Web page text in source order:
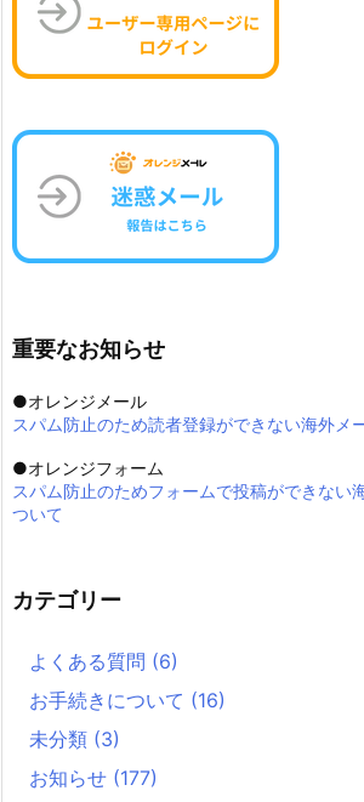
重要なお知らせ
●オレンジメール
スパム防止のため読者登録ができない海外メ
●オレンジフォーム
スパム防止のためフォームで投稿ができない
ついて
カテゴリー
よくある質問 (6)
お手続きについて (16)
未分類 (3)
お知らせ (177)